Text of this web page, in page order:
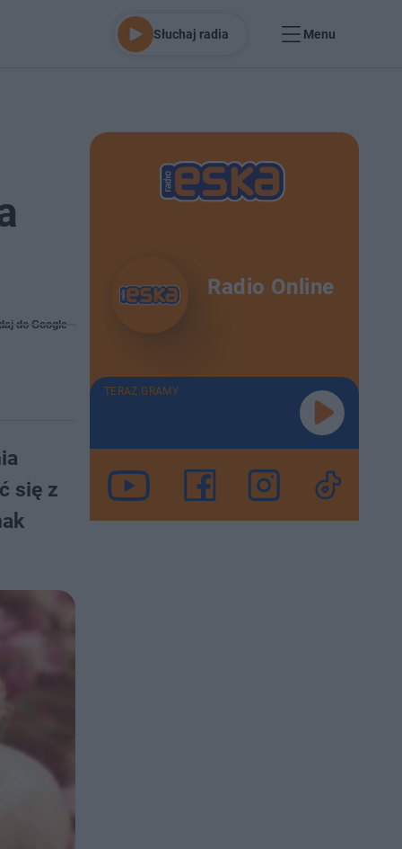
Słuchaj radia Menu
do Google
się z
Radio Online
TERAZ GRAMY